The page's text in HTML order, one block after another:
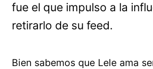
fue el que impulso a la
retirarlo de su feed.
Bien sabemos que Lele ama